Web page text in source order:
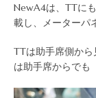
NewA4は、TTに
載し、メーターパ
TTは助手席側か
は助手席からでも